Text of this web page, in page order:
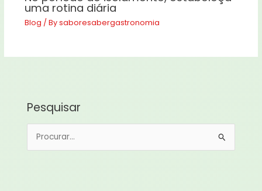
uma rotina diária
Blog / Bysaboresabergastronomia
Pesquisar